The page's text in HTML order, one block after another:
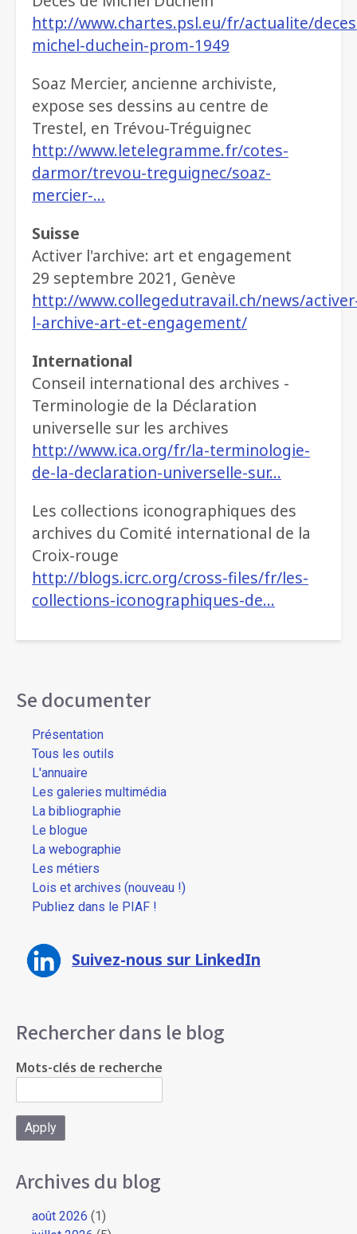
http://www.chartes.psl.eu/fr/actualite/
michel-duchein-prom-1949
Soaz Mercier, ancienne archiviste,
expose ses dessins au centre de
Trestel, en Trévou-Tréguignec
http://www.letelegramme.fr/cotes-
darmor/trevou-treguignec/soaz-
mercier-…
Suisse
Activer l'archive: art et engagement
29 septembre 2021, Genève
http://www.collegedutravail.ch/news/
l-archive-art-et-engagement/
International
Conseil international des archives -
Terminologie de la Déclaration
universelle sur les archives
http://www.ica.org/fr/la-terminologie-
de-la-declaration-universelle-sur…
Les collections iconographiques des
archives du Comité international de la
Croix-rouge
http://blogs.icrc.org/cross-files/fr/les-
collections-iconographiques-de…
Se documenter
Présentation
Tous les outils
L'annuaire
Les galeries multimédia
La bibliographie
Le blogue
La webographie
Les métiers
Lois et archives (nouveau !)
Publiez dans le PIAF !
Suivez-nous sur LinkedIn
Rechercher dans le blog
Mots-clés de recherche
Archives du blog
août 2026 (1)